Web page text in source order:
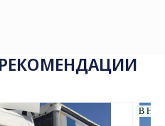
6х6
KAMAZ 154